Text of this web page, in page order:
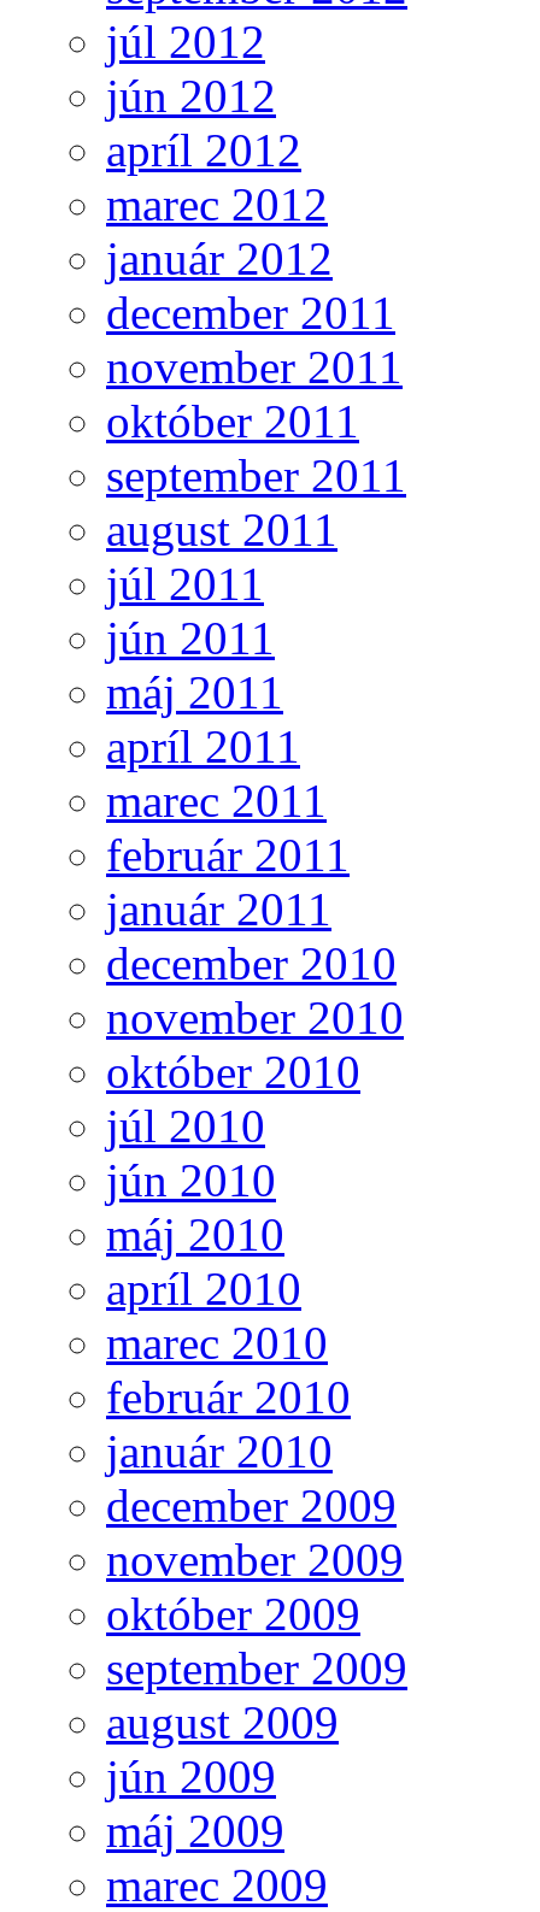
júl 2012
jún 2012
apríl 2012
marec 2012
január 2012
december 2011
november 2011
október 2011
september 2011
august 2011
júl 2011
jún 2011
máj 2011
apríl 2011
marec 2011
február 2011
január 2011
december 2010
november 2010
október 2010
júl 2010
jún 2010
máj 2010
apríl 2010
marec 2010
február 2010
január 2010
december 2009
november 2009
október 2009
september 2009
august 2009
jún 2009
máj 2009
marec 2009